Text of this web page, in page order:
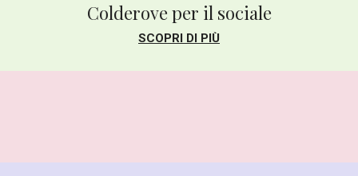
Colderove per il sociale
SCOPRI DI PIÙ